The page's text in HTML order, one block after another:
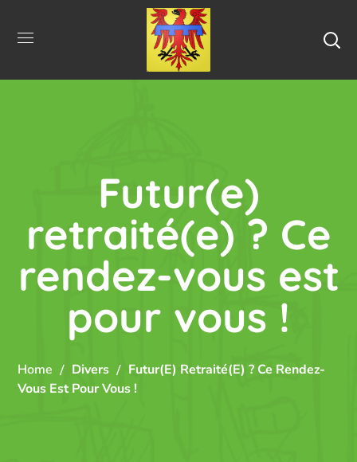
Futur(e)
retraité(e) ? Ce
rendez-vous est
pour vous !
Home Divers
Futur(e) Retraité(e) ? Ce Rendez-
Vous Est Pour Vous !